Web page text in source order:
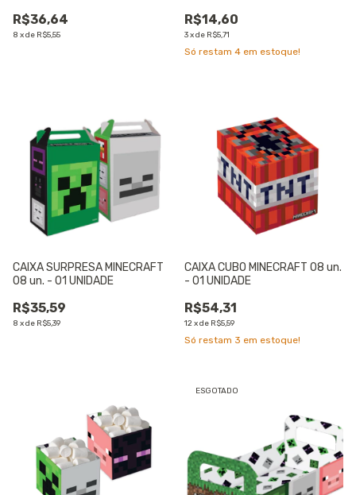
R$36,64
8 xde R$5,55
R$14,60
3xde R$5,71
Só restam 4 em estoque!
CAIXA SURPRESA MINECRAFT
08 un. - 01 UNIDADE
R$35,59
8 xde R$5,39
CAIXA CUBO MINECRAFT 08 un.
- 01 UNIDADE
R$54,31
12xde R$5,59
Só restam 3 em estoque!
ESGOTADO